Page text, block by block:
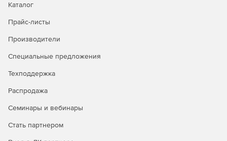
Генератор серийных номеров.
Масштабируемость.
Детализированные сообщения об ошибках.
Прямая интеграция элементов Creo.
Каталог
Прайс-листы
Производители
Специальные предложения
Техподдержка
Распродажа
Семинары и вебинары
Стать партнером